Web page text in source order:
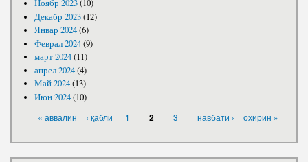
Ноябр 2023(10)
Декабр 2023(12)
Январ 2024(6)
Феврал 2024(9)
март 2024(11)
апрел 2024(4)
Май 2024(13)
Июн 2024(10)
« аввалин ‹ қаблӣ 1 2 3 навбатӣ › охирин »